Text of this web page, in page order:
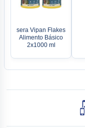
sera Vipan Flakes
Alimento Básico
2x1000 ml